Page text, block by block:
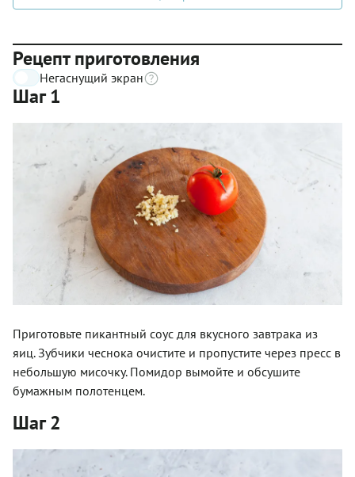
Рецепт приготовления
Негаснущий экран
Шаг 1
Приготовьте пикантный соус для вкусного завтрака из
яиц. Зубчики чеснока очистите и пропустите через пресс в
небольшую мисочку. Помидор вымойте и обсушите
бумажным полотенцем.
Шаг 2